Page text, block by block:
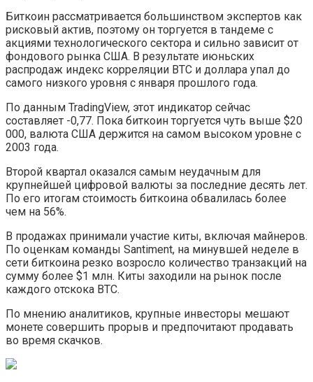
Биткоин рассматривается большинством экспертов как
рисковый актив, поэтому он торгуется в тандеме с
акциями технологического сектора и сильно зависит от
фондового рынка США. В результате июньских
распродаж индекс корреляции BTC и доллара упал до
самого низкого уровня с января прошлого года.
По данным TradingView, этот индикатор сейчас
составляет -0,77. Пока биткоин торгуется чуть выше $20
000, валюта США держится на самом высоком уровне с
2003 года.
Второй квартал оказался самым неудачным для
крупнейшей цифровой валюты за последние десять лет.
По его итогам стоимость биткоина обвалилась более
чем на 56%.
В продажах принимали участие киты, включая майнеров.
По оценкам команды Santiment, на минувшей неделе в
сети биткоина резко возросло количество транзакций на
сумму более $1 млн. Киты заходили на рынок после
каждого отскока BTC.
По мнению аналитиков, крупные инвесторы мешают
монете совершить прорыв и предпочитают продавать
во время скачков.